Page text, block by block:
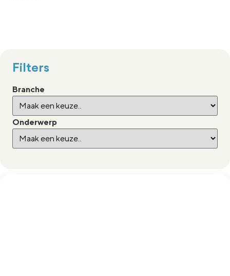
Filters
Branche
Onderwerp